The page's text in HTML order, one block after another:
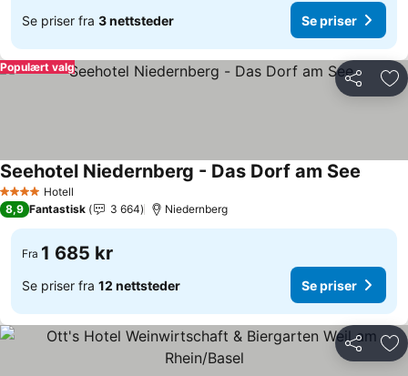
Se priser fra 3 nettsteder Se priser
Del
Populært valg
4 StjernerHotell
Seehotel Niedernberg - Das Dorf am See
8,9 Fantastisk 3 664 Niedernberg
Fra 1 685 kr
Se priser fra 12 nettsteder Se priser
Del